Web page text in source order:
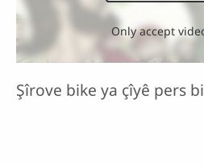
Only accept
Şîrove bike ya çîyê pers